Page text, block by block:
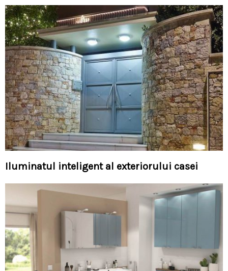
Iluminatul inteligent al exteriorului casei